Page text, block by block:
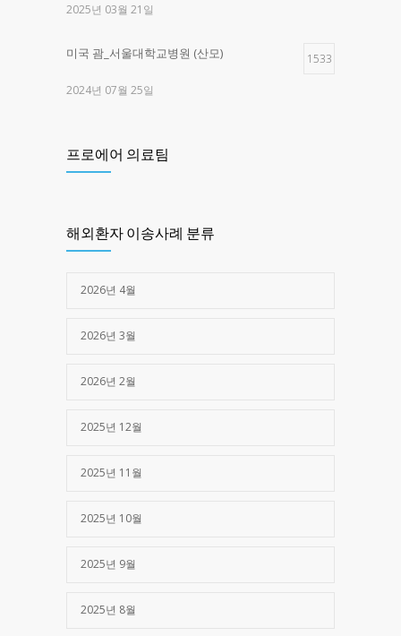
2025년 03월 21일
미국 괌_서울대학교병원 (산모) 1533
2024년 07월 25일
2025년 03월 28일
2025년 05월 16일
프로에어 의료팀
해외환자 이송사례 분류
2026년 4월
2026년 3월
2026년 2월
2025년 12월
2025년 11월
2025년 10월
2025년 9월
2025년 8월